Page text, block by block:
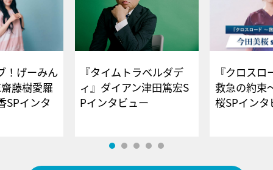
！げーみん
藤樹愛羅
SPインタ
『タイムトラベルダデ
ィ』ダイアン津田篤宏S
Pインタビュー
『クロス
救急の約束
桜SPイ